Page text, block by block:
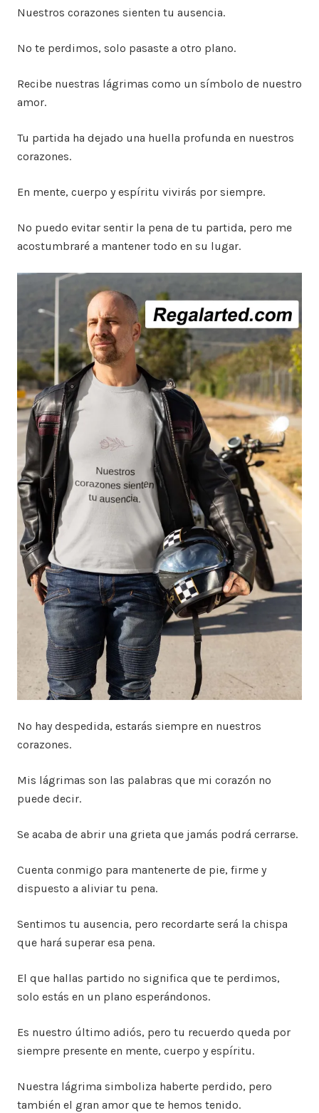
Nuestros corazones sienten tu ausencia.
No te perdimos, solo pasaste a otro plano.
Recibe nuestras lágrimas como un símbolo de nuestro
amor.
Tu partida ha dejado una huella profunda en nuestros
corazones.
En mente, cuerpo y espíritu vivirás por siempre.
No puedo evitar sentir la pena de tu partida, pero me
acostumbraré a mantener todo en su lugar.
No hay despedida, estarás siempre en nuestros
corazones.
Mis lágrimas son las palabras que mi corazón no
puede decir.
Se acaba de abrir una grieta que jamás podrá cerrarse.
Cuenta conmigo para mantenerte de pie, firme y
dispuesto a aliviar tu pena.
Sentimos tu ausencia, pero recordarte será la chispa
que hará superar esa pena.
El que hallas partido no significa que te perdimos,
solo estás en un plano esperándonos.
Es nuestro último adiós, pero tu recuerdo queda por
siempre presente en mente, cuerpo y espíritu.
Nuestra lágrima simboliza haberte perdido, pero
también el gran amor que te hemos tenido.